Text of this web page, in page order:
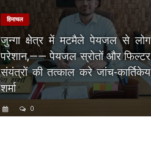
हिमाचल
जुन्गा क्षेत्र में मटमैले पेयजल से लोग
परेशान,—— पेयजल स्रोतों और फिल्टर
संयंत्रों की तत्काल करे जांच-कार्तिकेय
शर्मा
0